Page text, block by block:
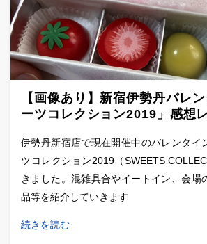
【画像あり】新宿伊勢丹バレ
ーツコレクション2019」感想
伊勢丹新宿店で現在開催中のバレンタイ
ツコレクション2019（SWEETS
きました。混雑具合やイートイン、会場
品等を紹介していきます
続きを読む